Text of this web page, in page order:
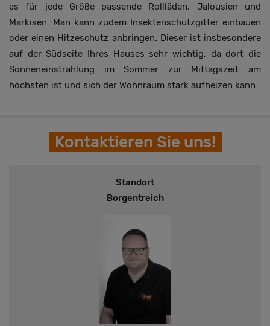
es für jede Größe passende Rollläden, Jalousien und
Markisen. Man kann zudem Insektenschutzgitter einbauen
oder einen Hitzeschutz anbringen. Dieser ist insbesondere
auf der Südseite Ihres Hauses sehr wichtig, da dort die
Sonneneinstrahlung im Sommer zur Mittagszeit am
höchsten ist und sich der Wohnraum stark aufheizen kann.
Kontaktieren Sie uns!
Standort
Borgentreich